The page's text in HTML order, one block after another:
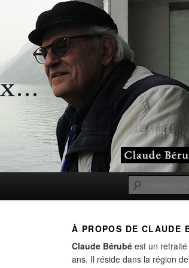
Navigation
articles
À PROPOS DE CLAUDE
Claude Bérubé est un
ans. Il réside dans la région